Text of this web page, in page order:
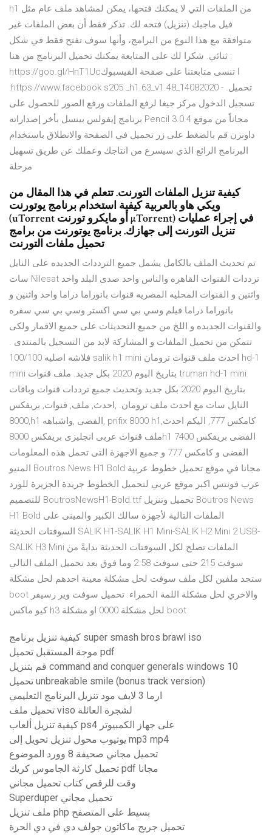
h1 من الملفات التي لا يمكنك فتحها، يمكن لمشاهد ملف عام مثل
فيل ماجيك (تنزيل) فتحه لك. تذكر فقط أن بعض الملفات غير
متوافقة مع هذا النوع من البرامج، وأنها سوف تفتح فقط في شكل
ثنائي. شكرا لك على المتابعة يمكنك تحميل البرنامج من هنا :
https://goo.gl/HnT1Ucا تنسى متابعتنا على صفحة الفيسبوك
:https://www.facebook s205 _h1.63_v1.48_14082020 - تحميل.
تسجيل الدخول مركز جيغا لرفع الملفات ورفع الصور للحصول على
برنامج إيفولس بينسل بأخر إصداراته Pencil 3.0.4 مجاناً من موقع
داونزن قم بالضغط على زر تحميل في الصفحة والانطلاق باستخدام
البرنامج الرائع الذي سيسرع من انتاجك وعملك عن طريق تسهيل
مرحلة
كيفية تنزيل الملفات التورنت. تتعلم في هذا المقال من
ويكي هاو بالعربية كيفية استخدام برنامج يوتورنت
(uTorrent أو مايكرو تورنت µTorrent) في إجراء عمليات
تنزيل التورنت إلى جهازك. برنامج يوتورنت من برامج
تحميل ملفات التورنت
تم تحديث الملف بالكامل يشمل جميع الترددات الجديده على النايل
سات Nilesat ترددات القنوات القاهره والناس واحد صدى البلد واحد
واثنين و القنوات المحليه المصريه قنوات بانوراما دراما واحد واثنين و
بانوراما دراما فيلم وسي بي سي اكستر وسي بي سي سفره
والقنوات الجديده و اللخ من جميع التحديثات على جميع الاقمار ولكى
تتمكن من تحميل الملفات و المشاركة لابد من التسجيل بالمنتدى .
فلاشه اصليه 100/100 salik h1 mini احدث ملف قنوات ترومان hd-1
mini بتاريخ اليوم 2020 بكل جديد. ملف قنوات truman hd-1 mini
بتاريخ اليوم 2020 بكل جديد وتحديث جميع ترددات قنوات وباقات
النايل سات مع احدث ملف ترومان. ,احدث, ملف, قنوات, بريفكس
,8000h1 الفضى ,واشباهه, prifix 8000 h1,كامكس 777, اليكم احدث
ملف قنوات عربى انجليزى بريفكس 8000h1 الفضى بريفكس 7400
الفضى و كامكس 777 و جميع الاجهزة التى تحمل هذه المعلومات
المنيو Boutros News H1 Bold مجانا في موقع تحميل خطوط عربية
عرب فونتس اكبر موقع عربي لتحميل الخطوط جريدة الجزيرة للورد
للتصميم BoutrosNewsH1-Bold.ttf تحميل وتنزيل Boutros News
H1 Bold الملفات التالية لأجهزة سالك الكبير والمينى على
السوفتات الحديثة SALIK H1-SALIK H1 Mini-SALIK H2 Mini 2 USB-
SALIK H3 Mini الملفات تصلح لكل السوفتات الحديثة بدايةً من
سوفت 215 حتى سوفت 2.58 وما فوق بعد تحميل الملف التالي
ستجد ملفين لكل ملف سوفت لحل مشكلة معينة احدهم لحل مشكلة
boot والاخري لحل مشكلة اللمة الحمراء. تحميل سوفت وير رسيفر
كيو ماكس h3 لحل مشكلة 0000 او مشكلة boot
كيفية تنزيل برنامج super smash bros brawl iso
موجة المستقبل تحميل pdf
قم بتنزيل command and conquer generals windows 10
تحميل unbreakable smile (bonus track version)
ارما 3 لايف مود تنزيل البرنامج التعليمي
تحميل ملف viso لشجرة العائلة
كيفية تنزيل ألعاب ps4 على جهاز الكمبيوتر
يوتيوب محول تنزيل تحويل إلى mp3 mp4
تحميل مجاني صحيفة 8 وورد الموضوع
تحميل كارثة الجاموس كريك pdf مجانا
وقت للرقص كتاب تحميل مجاني
Superduper تحميل مجاني
ملف تنزيل php بسيط على المتصفح
تحميل جريج ماكاتون جولف دي في دي الحرة